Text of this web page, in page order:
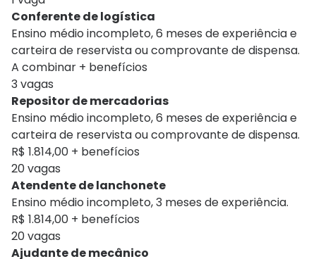
Conferente de logística
Ensino médio incompleto, 6 meses de experiência e
carteira de reservista ou comprovante de dispensa.
A combinar + benefícios
3 vagas
Repositor de mercadorias
Ensino médio incompleto, 6 meses de experiência e
carteira de reservista ou comprovante de dispensa.
R$ 1.814,00 + benefícios
20 vagas
Atendente de lanchonete
Ensino médio incompleto, 3 meses de experiência.
R$ 1.814,00 + benefícios
20 vagas
Ajudante de mecânico